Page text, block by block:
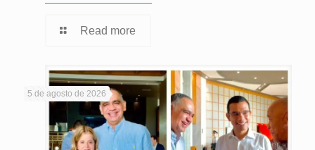
Read more
5 de agosto de 2026